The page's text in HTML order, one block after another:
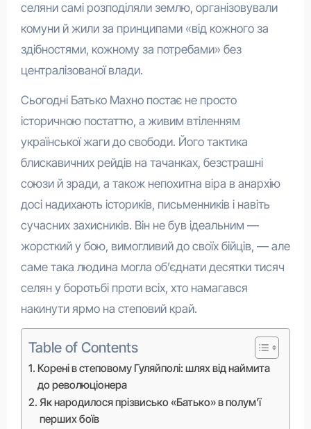
селяни самі розподіляли землю, організовували
комуни й жили за принципами «від кожного за
здібностями, кожному за потребами» без
централізованої влади.
Сьогодні Батько Махно постає не просто
історичною постаттю, а живим втіленням
української жаги до свободи. Його тактика
блискавичних рейдів на тачанках, безстрашні
союзи й зради, а також непохитна віра в анархію
досі надихають істориків, письменників і навіть
сучасних захисників. Він не був ідеальним —
жорсткий у бою, вимогливий до своїх бійців, — але
саме така людина могла об’єднати десятки тисяч
селян у боротьбі проти всіх, хто намагався
накинути ярмо на степовий край.
Table of Contents
Корені в степовому Гуляйполі: шлях від наймита
до революціонера
Як народилося прізвисько «Батько» в полум’ї
перших боїв